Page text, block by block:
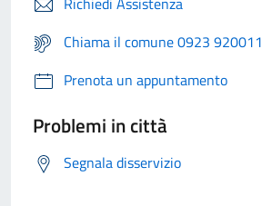
Chiama il comune 0923 920011
Prenota un appuntamento
Problemi in città
Segnala disservizio